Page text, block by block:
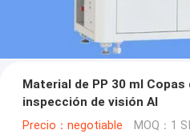
Material de PP 30 ml
inspección de visión AI
Precio：negotiable MOQ：1